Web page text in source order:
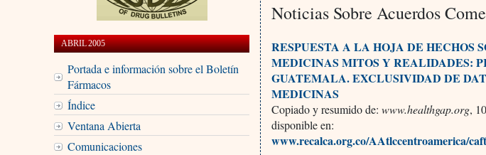
ABRIL 2005
Portada e información sobre el Boletín
Fármacos
Índice
Ventana Abierta
Comunicaciones
Noticias Sobre Acuerdos
RESPUESTA A LA HOJA DE HECHOS
MEDICINAS MITOS Y REALIDADES:
GUATEMALA. EXCLUSIVIDAD DE
MEDICINAS
Copiado y resumido de:www.healthgap.org,
disponible en:
www.recalca.org.co/AAtlccentroamerica/